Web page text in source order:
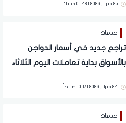
25 فبراير 2026 | 01:43 مساءً
خدمات
تراجع جديد في أسعار الدواجن
بالأسواق بداية تعاملات اليوم الثلاثاء
24 فبراير 2026 | 10:17 صباحاً
خدمات